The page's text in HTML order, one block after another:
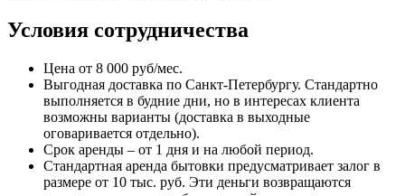
Условия сотрудничества
Цена от 8 000 руб/мес.
Выгодная доставка по Санкт-Петербургу. Стандартно
выполняется в будние дни, но в интересах клиента
возможны варианты (доставка в выходные
оговаривается отдельно).
Срок аренды – от 1 дня и на любой период.
Стандартная аренда бытовки предусматривает залог в
размере от 10 тыс. руб. Эти деньги возвращаются